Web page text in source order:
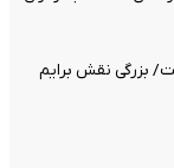
بزرگی نقش برایم